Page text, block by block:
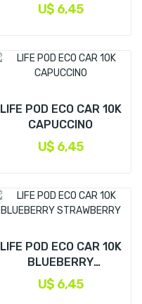
U$ 6,45
LIFE POD ECO CAR 10K
CAPUCCINO
U$ 6,45
LIFE POD ECO CAR 10K
BLUEBERRY
STRAWBERRY
U$ 6,45